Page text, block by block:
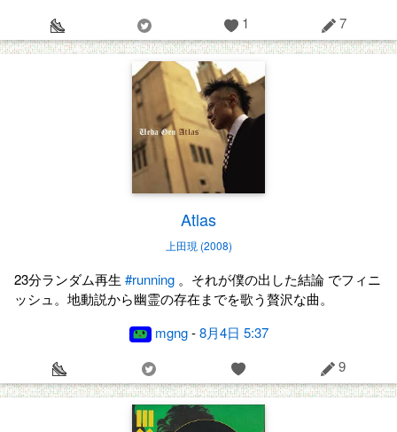
1
7
Atlas
上田現 (2008)
23分ランダム再生 #running 。それが僕の出した結論 でフィニ
ッシュ。地動説から幽霊の存在までを歌う贅沢な曲。
mgng-8月4日 5:37
9